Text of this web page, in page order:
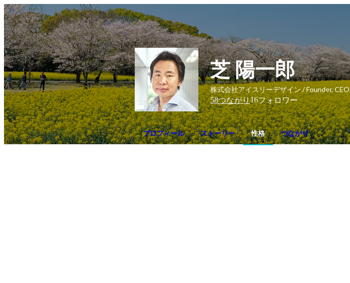
芝 陽一郎
株式会社アイスリーデザイン / Founder, CEO
58つながり16フォロワー
プロフィール ストーリー 性格 つながり